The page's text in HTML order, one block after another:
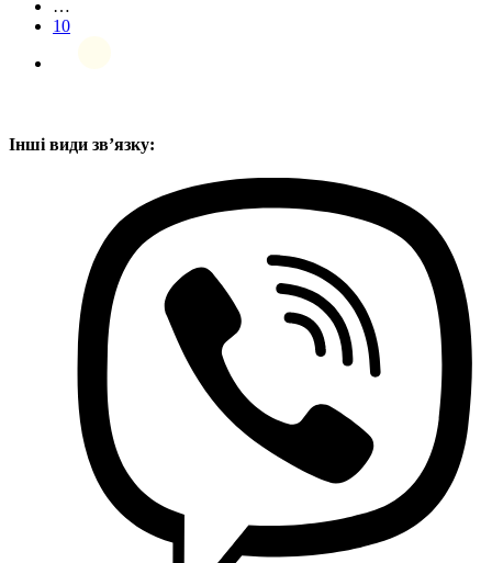
…
10
Інші види звʼязку: